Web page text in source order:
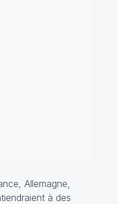
Allemagne,
à des